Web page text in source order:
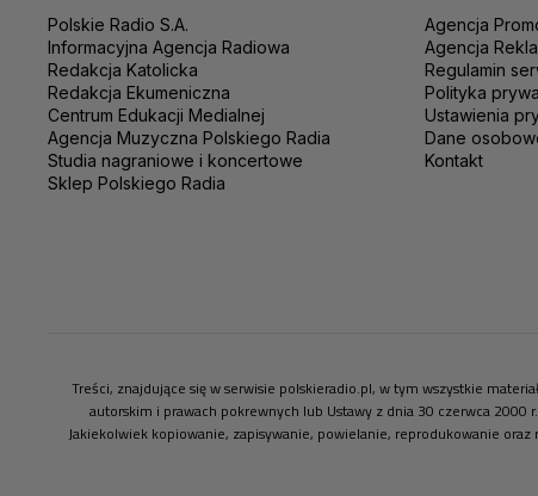
Polskie Radio S.A.
Informacyjna Agencja Radiowa
Redakcja Katolicka
Redakcja Ekumeniczna
Centrum Edukacji Medialnej
Agencja Muzyczna Polskiego Radia
Studia nagraniowe i koncertowe
Sklep Polskiego Radia
Agencja
Agencja
Regulamin
Polityka
Ustawienia
Dane
Kontakt
Treści, znajdujące się w serwisie polskieradio.pl, w tym wszystkie
autorskim i prawach pokrewnych lub Ustawy z dnia 30 czerwca 2000
Jakiekolwiek kopiowanie, zapisywanie, powielanie, reprodukowanie